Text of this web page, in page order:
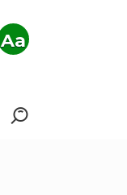
Aa